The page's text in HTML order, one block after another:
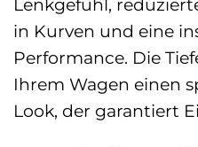
in Kurven und eine
Performance. Die
Ihrem Wagen einen
Look, der garantiert